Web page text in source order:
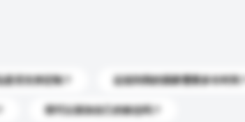
否支持定制？ 运送到我的国家需要多长时间？
我可以添加自己的标志吗？